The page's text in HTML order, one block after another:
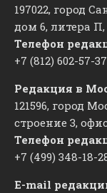
197022, город
дом 6, литера П,
Телефон
+7 (812) 602-57-37
Редакция в
121596, город
строение 3,
Телефон
+7 (499) 348-18-
E-mail